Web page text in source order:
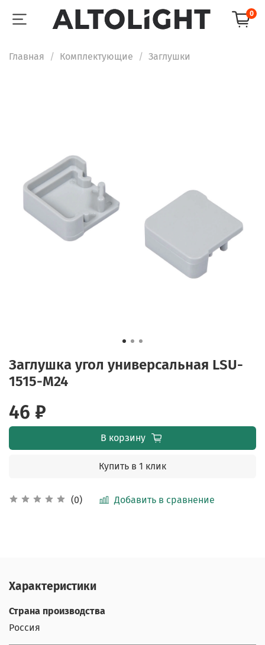
0
Главная Комплектующие Заглушки
Заглушка угол универсальная LSU-
1515-M24
(0) Добавить в сравнение
46 ₽
В корзину
Купить в 1 клик
Характеристики
Страна производства
Россия